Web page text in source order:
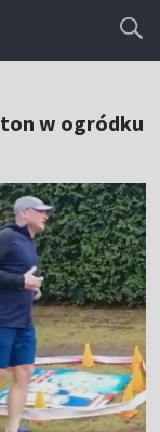
w ogródku